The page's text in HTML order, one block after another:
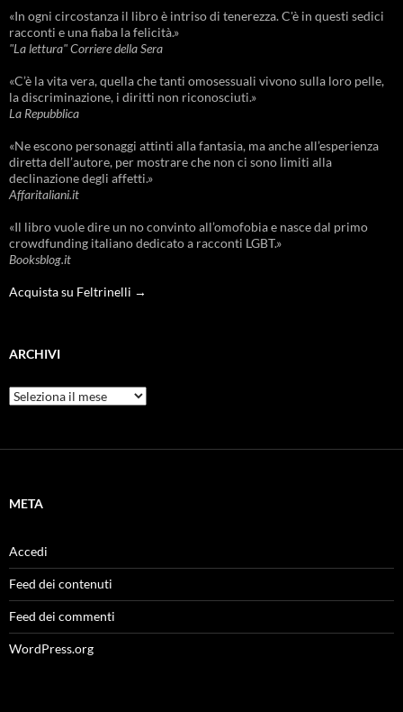
«In ogni circostanza il libro è intriso di tenerezza. C'è in questi sedici
racconti e una fiaba la felicità.»
"La lettura" Corriere della Sera
«C’è la vita vera, quella che tanti omosessuali vivono sulla loro pelle,
la discriminazione, i diritti non riconosciuti.»
La Repubblica
«Ne escono personaggi attinti alla fantasia, ma anche all’esperienza
diretta dell’autore, per mostrare che non ci sono limiti alla
declinazione degli affetti.»
Affaritaliani.it
«Il libro vuole dire un no convinto all’omofobia e nasce dal primo
crowdfunding italiano dedicato a racconti LGBT.»
Booksblog.it
Acquista su Feltrinelli →
ARCHIVI
Archivi
META
Accedi
Feed dei contenuti
Feed dei commenti
WordPress.org